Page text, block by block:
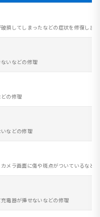
損してしまったなどの症状を修復しま
いなどの修理
の修理
などの修理
メラ画面に傷や斑点がついているなど
電器が挿せないなどの修理